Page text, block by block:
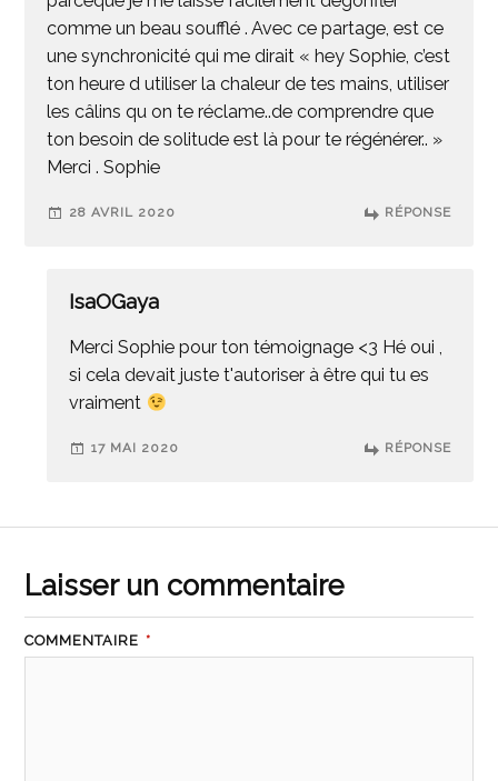
comme un beau soufflé . Avec ce partage, est ce
une synchronicité qui me dirait « hey Sophie, c’est
ton heure d utiliser la chaleur de tes mains, utiliser
les câlins qu on te réclame..de comprendre que
ton besoin de solitude est là pour te régénérer.. »
Merci . Sophie
28 AVRIL 2020 RÉPONSE
IsaOGaya
Merci Sophie pour ton témoignage <3 Hé oui ,
si cela devait juste t'autoriser à être qui tu es
vraiment
17 MAI 2020 RÉPONSE
Laisser un commentaire
COMMENTAIRE *